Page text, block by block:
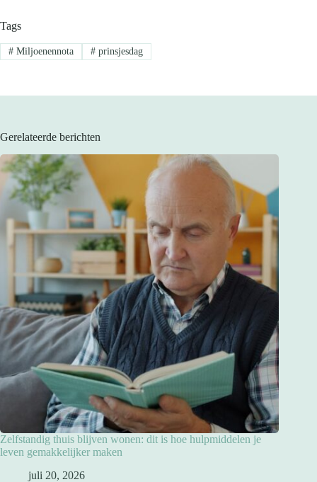
Tags
#Miljoenennota #prinsjesdag
Gerelateerde berichten
Zelfstandig thuis blijven wonen: dit is hoe hulpmiddelen je
leven gemakkelijker maken
juli 20, 2026